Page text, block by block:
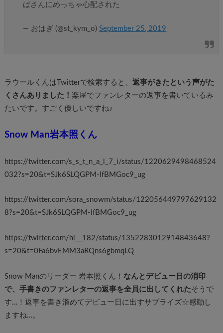
ばさんにめっちゃ心配された
— おはぎ (@st_kym_o)September 25, 2019
ラウールくんはTwitterで検索すると、 返事がきたという声がた
くさんありました！ 楽屋でファンレターの返事を書いているみ
たいです。すごく優しいですね♪
Snow Man岩本照くん
https://twitter.com/s_s_t_n_a_l_7_i/status/1220629498468524
032?s=20&t=SJk6SLQGPM-IfBMGoc9_ug
https://twitter.com/sora_snowm/status/122056449797629132
8?s=20&t=SJk6SLQGPM-IfBMGoc9_ug
https://twitter.com/hi__182/status/1352283012914843648?
s=20&t=0Fa6bvEMM3aRQns6gbmqLQ
Snow Manのリーダー 岩本照くん！ なんとデビュー日の消印
で、 手書きのファンレターの返事を全員に出してくれたそうで
す…！返事を書き溜めてデビュー日に出すサプライズ☆感動し
ますね…。